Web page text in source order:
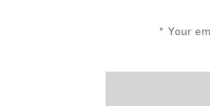
Your
*